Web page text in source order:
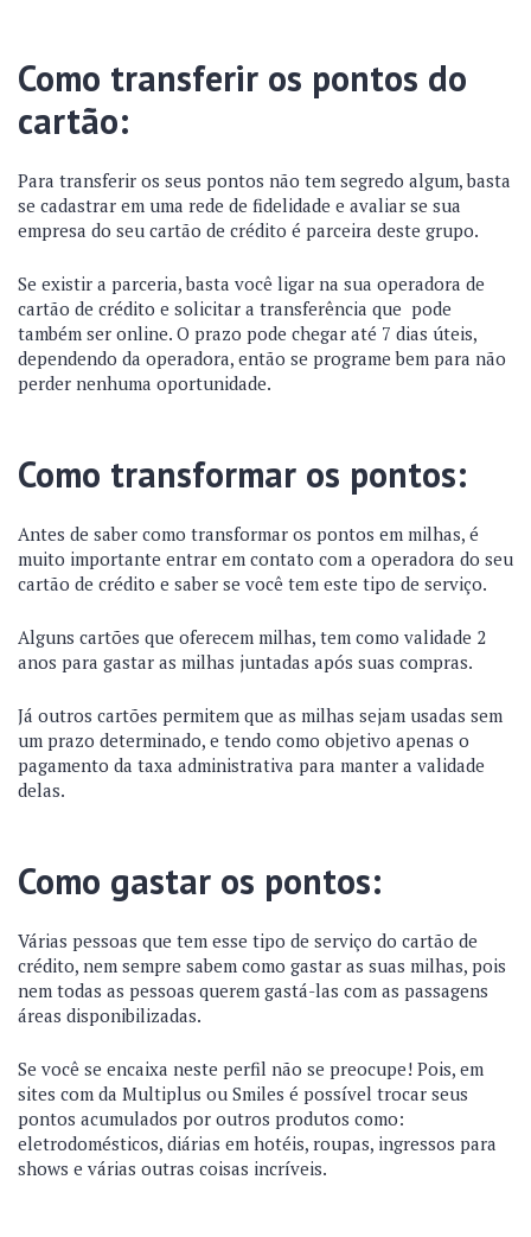
Como transferir os pontos do
cartão:
Para transferir os seus pontos não tem segredo algum, basta
se cadastrar em uma rede de fidelidade e avaliar se sua
empresa do seu cartão de crédito é parceira deste grupo.
Se existir a parceria, basta você ligar na sua operadora de
cartão de crédito e solicitar a transferência que pode
também ser online. O prazo pode chegar até 7 dias úteis,
dependendo da operadora, então se programe bem para não
perder nenhuma oportunidade.
Como transformar os pontos:
Antes de saber como transformar os pontos em milhas, é
muito importante entrar em contato com a operadora do seu
cartão de crédito e saber se você tem este tipo de serviço.
Alguns cartões que oferecem milhas, tem como validade 2
anos para gastar as milhas juntadas após suas compras.
Já outros cartões permitem que as milhas sejam usadas sem
um prazo determinado, e tendo como objetivo apenas o
pagamento da taxa administrativa para manter a validade
delas.
Como gastar os pontos:
Várias pessoas que tem esse tipo de serviço do cartão de
crédito, nem sempre sabem como gastar as suas milhas, pois
nem todas as pessoas querem gastá-las com as passagens
áreas disponibilizadas.
Se você se encaixa neste perfil não se preocupe! Pois, em
sites com da Multiplus ou Smiles é possível trocar seus
pontos acumulados por outros produtos como:
eletrodomésticos, diárias em hotéis, roupas, ingressos para
shows e várias outras coisas incríveis.